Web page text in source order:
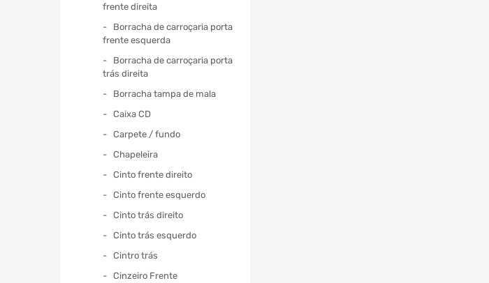
frente direita
Borracha de carroçaria porta
frente esquerda
Borracha de carroçaria porta
trás direita
Borracha tampa de mala
Caixa CD
Carpete / fundo
Chapeleira
Cinto frente direito
Cinto frente esquerdo
Cinto trás direito
Cinto trás esquerdo
Cintro trás
Cinzeiro Frente